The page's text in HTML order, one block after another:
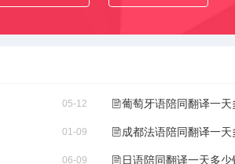
05-12 葡萄牙语陪同翻译一天
01-09 成都法语陪同翻译一天
06-09 日语陪同翻译一天多少